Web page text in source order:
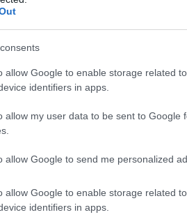
allow Google to enable storage related
identifiers in apps.
allow my user data to be sent to Google
allow Google to send me personalized
allow Google to enable storage related
identifiers in apps.